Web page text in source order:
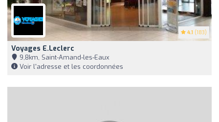
4.1 (183)
Voyages E.Leclerc
9,8km, Saint-Amand-les-Eaux
Voir l'adresse et les coordonnées